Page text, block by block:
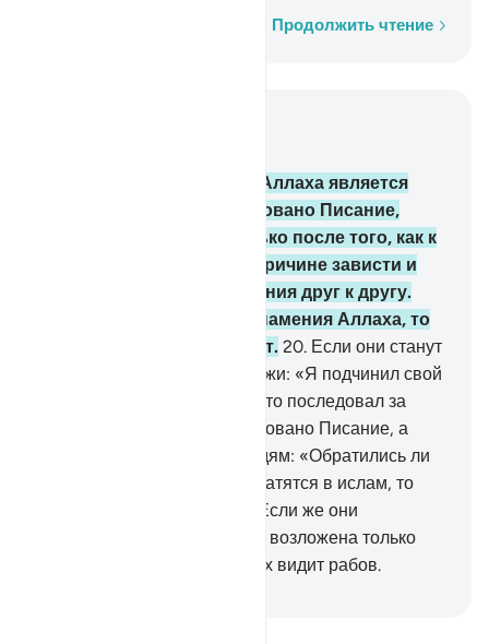
Продолжить чтение
Воистину, религией у Аллаха является
ислам. Те, кому было даровано Писание,
впали в разногласия только после того, как к
ним явилось знание, по причине зависти и
несправедливого отношения друг к другу.
Если кто не уверовал в знамения Аллаха, то
ведь Аллах скор на расчет. 20. Если они станут
препираться с тобой, то скажи: «Я подчинил свой
лик Аллаху вместе с теми, кто последовал за
мной». Скажи тем, кому даровано Писание, а
также необразованным людям: «Обратились ли
вы в ислам?». Если они обратятся в ислам, то
последуют прямым путем. Если же они
отвернутся, то ведь на тебя возложена только
передача откровения. Аллах видит рабов.